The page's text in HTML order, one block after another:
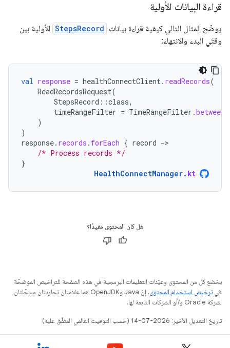
قراءة البيانات الأولية
يوضّح المثال التالي كيفية قراءة بيانات StepsRecord الأولية بين
وقتَي البدء والانتهاء:
val response = healthConnectClient. readRecords(
ReadRecordsRequest(
StepsRecord ::class,
timeRangeFilter = TimeRangeFilter .between
)
)
response. records . forEach { record -
/* Process records */
}
HealthConnectManager. kt
هل كان المحتوى مفيدًا؟
يخضع كل من المحتوى وعيّنات التعليمات البرمجية في هذه الصفحة للتراخيص الموضحّة
فيترخيص استخدام المحتوى
. إنّ Java وOpenJDK هما علامتان تجاريتان مسجَّلتان
لشركة Oracle و/أو الشركات التابعة لها.
تاريخ التعديل الأخير: 2026-07-14 (حسب التوقيت العالمي المتفَّق عليه)